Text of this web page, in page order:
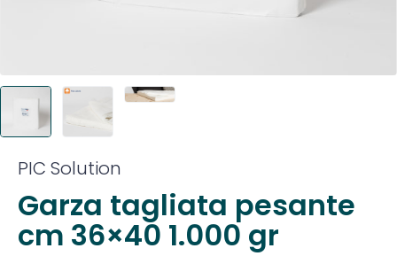
PIC Solution
Garza tagliata pesante
cm 36×40 1.000 gr